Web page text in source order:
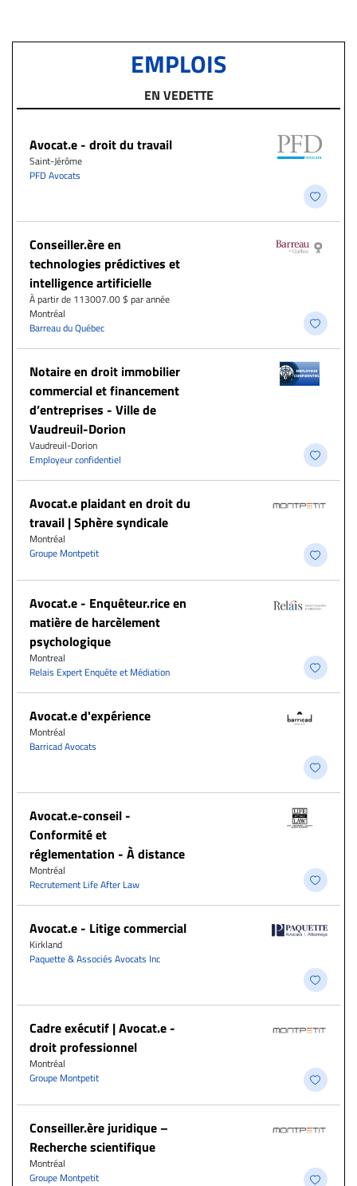
EMPLOIS
EN VEDETTE
Avocat.e - droit du travail
Saint-Jérôme
PFD Avocats
Conseiller.ère en
technologies prédictives et
intelligence artificielle
À partir de 113007.00 $ par année
Montréal
Barreau du Québec
Notaire en droit immobilier
commercial et financement
d’entreprises - Ville de
Vaudreuil-Dorion
Vaudreuil-Dorion
Employeur confidentiel
Avocat.e plaidant en droit du
travail | Sphère syndicale
Montréal
Groupe Montpetit
Avocat.e - Enquêteur.rice en
matière de harcèlement
psychologique
Montreal
Relais Expert Enquête et Médiation
Avocat.e d'expérience
Montréal
Barricad Avocats
​Avocat.e-conseil -
Conformité et
réglementation - À distance
Montréal
Recrutement Life After Law
Avocat.e - Litige commercial
Kirkland
Paquette & Associés Avocats Inc
Cadre exécutif | Avocat.e -
droit professionnel
Montréal
Groupe Montpetit
Conseiller.ère juridique –
Recherche scientifique
Montréal
Groupe Montpetit